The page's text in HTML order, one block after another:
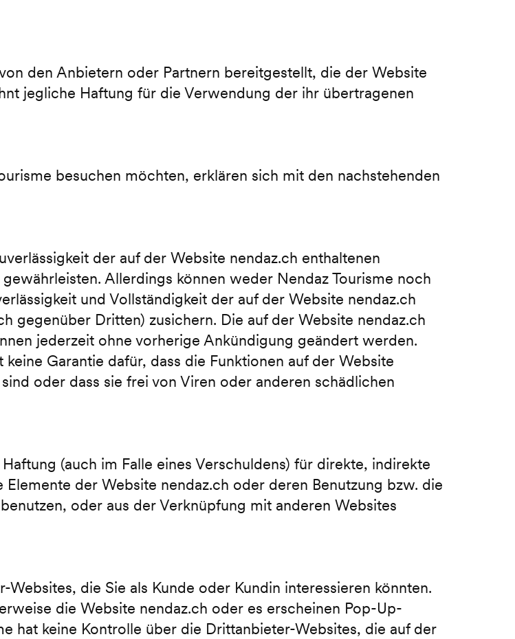
den Anbietern oder Partnern bereitgestellt, die der Website
jegliche Haftung für die Verwendung der ihr übertragenen
besuchen möchten, erklären sich mit den nachstehenden
der auf der Website nendaz.ch enthaltenen
Allerdings können weder Nendaz Tourisme noch
und Vollständigkeit der auf der Website nendaz.ch
gegenüber Dritten) zusichern. Die auf der Website nendaz.ch
jederzeit ohne vorherige Ankündigung geändert werden.
Garantie dafür, dass die Funktionen auf der Website
oder dass sie frei von Viren oder anderen schädlichen
(auch im Falle eines Verschuldens) für direkte, indirekte
der Website nendaz.ch oder deren Benutzung bzw. die
oder aus der Verknüpfung mit anderen Websites
die Sie als Kunde oder Kundin interessieren könnten.
die Website nendaz.ch oder es erscheinen Pop-Up-
hat keine Kontrolle über die Drittanbieter-Websites, die auf der